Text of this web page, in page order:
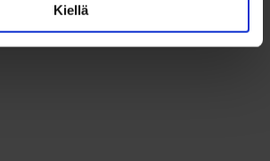
Kiellä